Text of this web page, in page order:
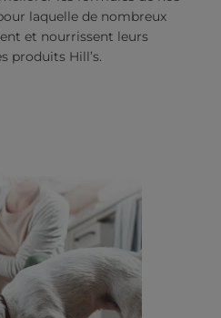
laquelle de nombreux
et nourrissent leurs
produits Hill’s.